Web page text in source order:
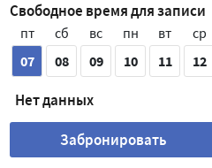
Свободное время для записи
пт
07
сб
08
вс
09
пн
10
вт
11
ср
12
Нет данных
Забронировать